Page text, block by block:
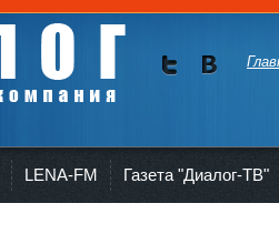
LENA-FM Газета "Диалог-ТВ"